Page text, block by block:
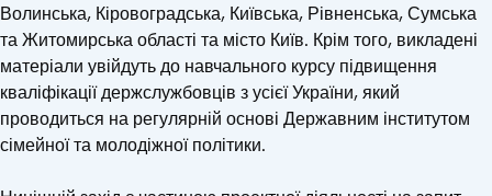
Волинська, Кіровоградська, Київська, Рівненська, Сумська
та Житомирська області та місто Київ. Крім того, викладені
матеріали увійдуть до навчального курсу підвищення
кваліфікації держслужбовців з усієї України, який
проводиться на регулярній основі Державним інститутом
сімейної та молодіжної політики.